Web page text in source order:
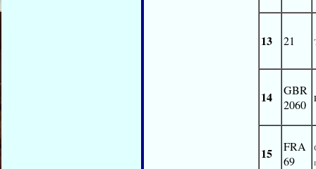
13 21
14
GBR
2060
15
FRA
69